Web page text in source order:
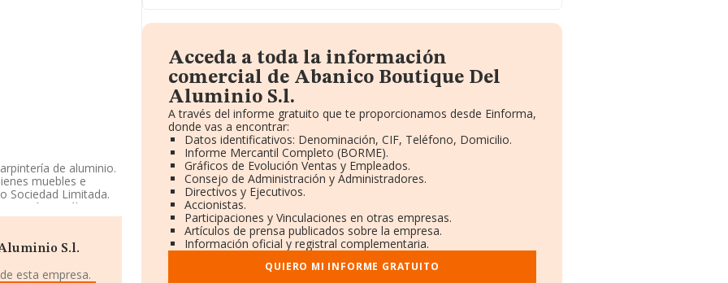
de aluminio.
muebles e
Sociedad Limitada.
metálica',
exteriores.
en la base de
de la media de
S.l.
esta empresa.
Acceda a toda la información
comercial de Abanico Boutique Del
Aluminio S.l.
A través del informe gratuito que te proporcionamos desde Einforma,
donde vas a encontrar:
Datos identificativos: Denominación, CIF, Teléfono, Domicilio.
Informe Mercantil Completo (BORME).
Gráficos de Evolución Ventas y Empleados.
Consejo de Administración y Administradores.
Directivos y Ejecutivos.
Accionistas.
Participaciones y Vinculaciones en otras empresas.
Artículos de prensa publicados sobre la empresa.
Información oficial y registral complementaria.
QUIERO MI INFORME GRATUITO